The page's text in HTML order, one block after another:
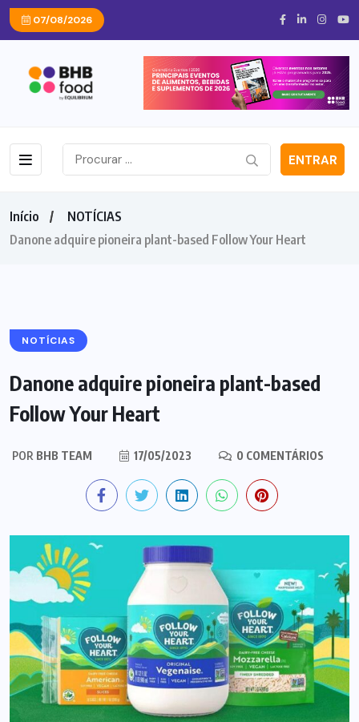
07/08/2026
ENTRAR
Início
NOTÍCIAS
Danone adquire pioneira plant-based Follow Your Heart
NOTÍCIAS
Danone adquire pioneira plant-based
Follow Your Heart
POR BHB TEAM 17/05/2023 0 COMENTÁRIOS